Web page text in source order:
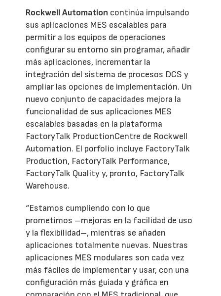
Rockwell Automation continúa impulsando
sus aplicaciones MES escalables para
permitir a los equipos de operaciones
configurar su entorno sin programar, añadir
más aplicaciones, incrementar la
integración del sistema de procesos DCS y
ampliar las opciones de implementación. Un
nuevo conjunto de capacidades mejora la
funcionalidad de sus aplicaciones MES
escalables basadas en la plataforma
FactoryTalk ProductionCentre de Rockwell
Automation. El porfolio incluye FactoryTalk
Production, FactoryTalk Performance,
FactoryTalk Quality y, pronto, FactoryTalk
Warehouse.
“Estamos cumpliendo con lo que
prometimos –mejoras en la facilidad de uso
y la flexibilidad–, mientras se añaden
aplicaciones totalmente nuevas. Nuestras
aplicaciones MES modulares son cada vez
más fáciles de implementar y usar, con una
configuración más guiada y gráfica en